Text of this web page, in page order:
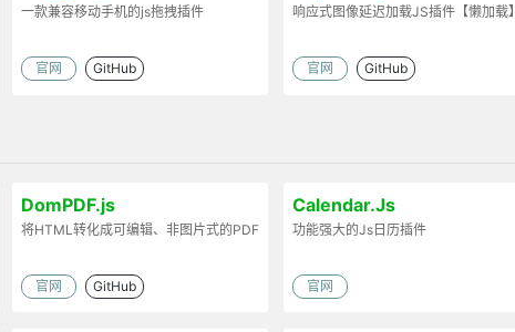
一款兼容移动手机的js拖拽插件
官网 GitHub
响应式图像延迟加载JS插件【懒加载】
官网 GitHub
DomPDF.js
将HTML转化成可编辑、非图片式的PDF
官网 GitHub
Calendar.Js
功能强大的Js日历插件
官网